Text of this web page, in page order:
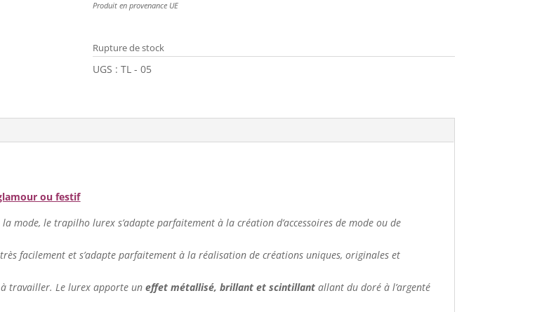
Produit en provenance UE
Rupture de stock
UGS : TL - 05
ou festif
mode, le trapilho lurex s’adapte parfaitement à la création d’accessoires de mode ou de
facilement et s’adapte parfaitement à la réalisation de créations uniques, originales et
à travailler. Le lurex apporte uneffet métallisé, brillant et scintillant allant du doré à l’argenté